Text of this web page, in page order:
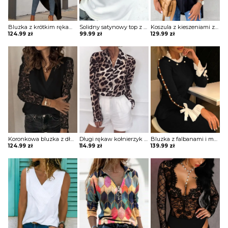
Bluzka z krótkim rękawem i dekoltem w szpic Jarmila
124.99 zł
Solidny satynowy top z dekoltem w szpic bluzka Neziha
99.99 zł
Koszula z kieszeniami zapinanymi na guziki bluzka Ritva
129.99 zł
Koronkowa bluzka z długim rękawem Norela
124.99 zł
Długi rękaw kołnierzyk cętki panterka koszula rozpinana do pracy casual na co dzień bluzka Ayn
114.99 zł
Bluzka z falbanami i mankietami Misti
139.99 zł